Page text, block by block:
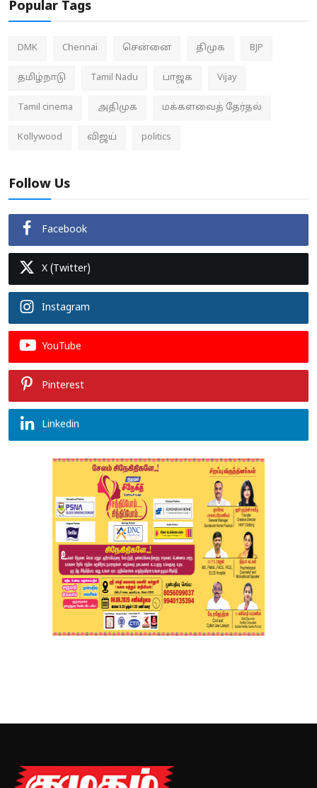
Popular Tags
DMK Chennai சென்னை திமுக BJP
தமிழ்நாடு Tamil Nadu பாஜக Vijay
Tamil cinema அதிமுக மக்களவைத் தேர்தல்
Kollywood விஜய் politics
Follow Us
Facebook
X (Twitter)
Instagram
YouTube
Pinterest
Linkedin